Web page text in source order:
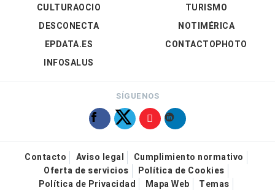
CULTURAOCIO
DESCONECTA
EPDATA.ES
INFOSALUS
TURISMO
NOTIMÉRICA
CONTACTOPHOTO
SÍGUENOS
Contacto Aviso legal
Cumplimiento normativo
Oferta de servicios
Política de Cookies
Política de Privacidad
Mapa Web Temas